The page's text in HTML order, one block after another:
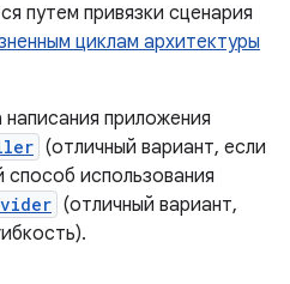
путем привязки сценария
циклам архитектуры
приложения
(отличный вариант, если
использования
(отличный вариант,